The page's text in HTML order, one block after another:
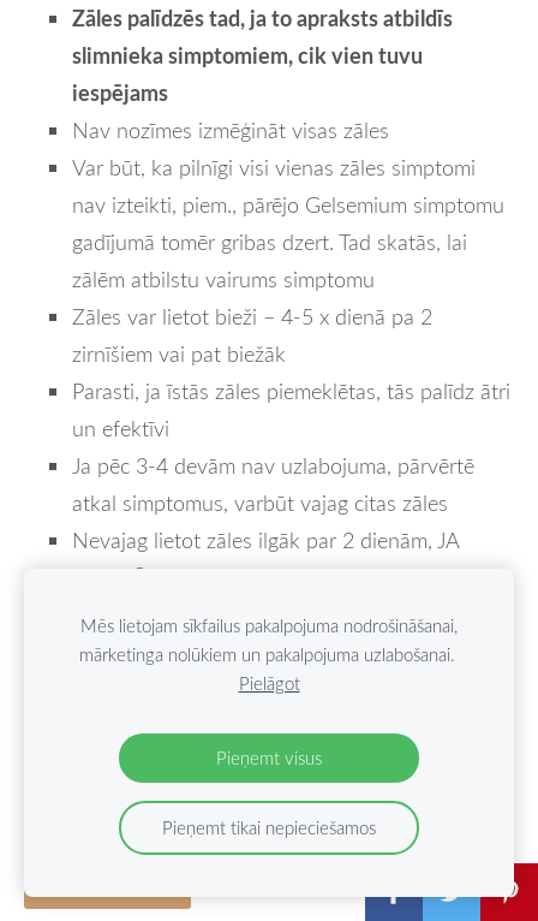
Zāles palīdzēs tad, ja to apraksts atbildīs
slimnieka simptomiem, cik vien tuvu
iespējams
Nav nozīmes izmēģināt visas zāles
Var būt, ka pilnīgi visi vienas zāles simptomi
nav izteikti, piem., pārējo Gelsemium simptomu
gadījumā tomēr gribas dzert. Tad skatās, lai
zālēm atbilstu vairums simptomu
Zāles var lietot bieži – 4-5 x dienā pa 2
zirnīšiem vai pat biežāk
Parasti, ja īstās zāles piemeklētas, tās palīdz ātri
un efektīvi
Ja pēc 3-4 devām nav uzlabojuma, pārvērtē
atkal simptomus, varbūt vajag citas zāles
Nevajag lietot zāles ilgāk par 2 dienām, JA
NEPALĪDZ
Ja simptomi nepāriet vai neuzlabojas 4-5
dienās, konsultēties ar ārstējošo homeopātu vai
ģimenes ārstu (atceroties, ka izvēle dzert vai ne
atkārtoju vēlreiz –antibiotikas gripai un citiem
vīrusiem nepalīdz)
Mēs lietojam sīkfailus pakalpojuma nodrošināšanai,
mārketinga nolūkiem un pakalpojuma uzlabošanai.
Pielāgot
Pieņemt visus
Pieņemt tikai nepieciešamos